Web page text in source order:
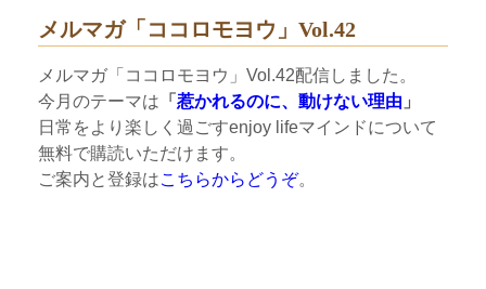
メルマガ「ココロモヨウ」Vol.42
メルマガ「ココロモヨウ」Vol.42配信しました。
今月のテーマは 「 惹かれるのに、動けない理由 」
日常をより楽しく過ごすenjoy lifeマインドについて
無料で購読いただけます。
ご案内と登録はこちらからどうぞ。